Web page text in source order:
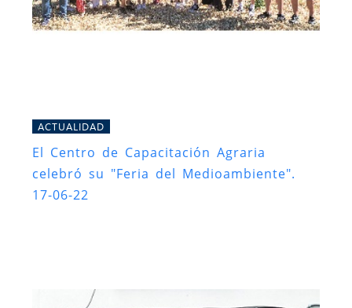
ACTUALIDAD
El Centro de Capacitación Agraria
celebró su "Feria del Medioambiente".
17-06-22